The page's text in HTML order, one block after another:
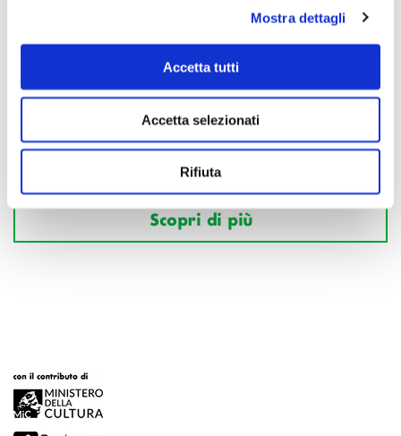
Mostra dettagli
Accetta tutti
Accetta selezionati
Rifiuta
Scopri di più